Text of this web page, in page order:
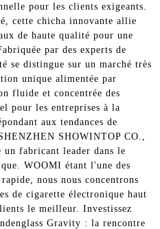
pour les clients exigeants.
cette chicha innovante allie
de haute qualité pour une
par des experts de
se distingue sur un marché très
unique alimentée par
fluide et concentrée des
pour les entreprises à la
aux tendances de
SHOWINTOP CO.,
fabricant leader dans le
WOOMI étant l'une des
nous nous concentrons
de cigarette électronique haut
le meilleur. Investissez
Gravity : la rencontre